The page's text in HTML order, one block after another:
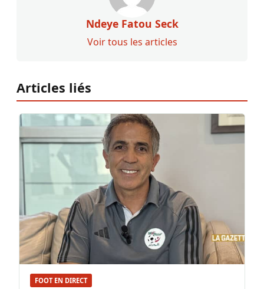
Ndeye Fatou Seck
Voir tous les articles
Articles liés
FOOT EN DIRECT